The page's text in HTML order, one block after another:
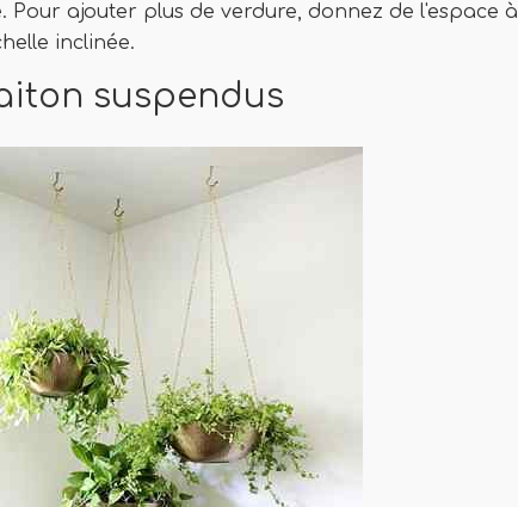
Pour ajouter plus de verdure, donnez de l'espace à
inclinée.
suspendus